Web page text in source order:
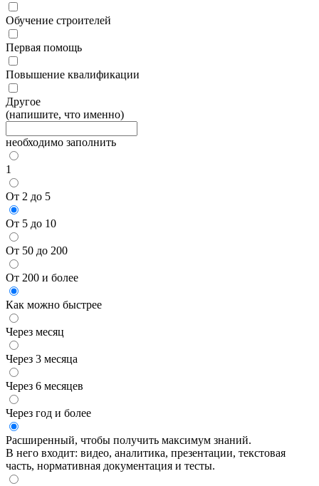
Обучение строителей
Первая помощь
Повышение квалификации
Другое
(напишите, что именно)
необходимо заполнить
1
От 2 до 5
От 5 до 10
От 50 до 200
От 200 и более
Как можно быстрее
Через месяц
Через 3 месяца
Через 6 месяцев
Через год и более
Расширенный, чтобы получить максимум знаний.
В него входит: видео, аналитика, презентации, текстовая
часть, нормативная документация и тесты.